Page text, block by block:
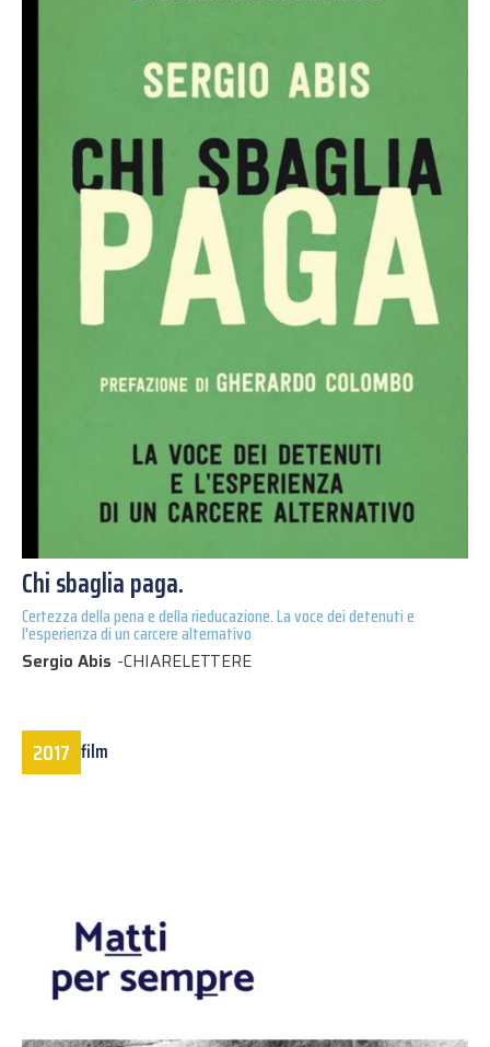
Chi sbaglia paga.
Certezza della pena e della rieducazione. La voce dei detenuti e
l'esperienza di un carcere alternativo
Sergio Abis -CHIARELETTERE
2017 film